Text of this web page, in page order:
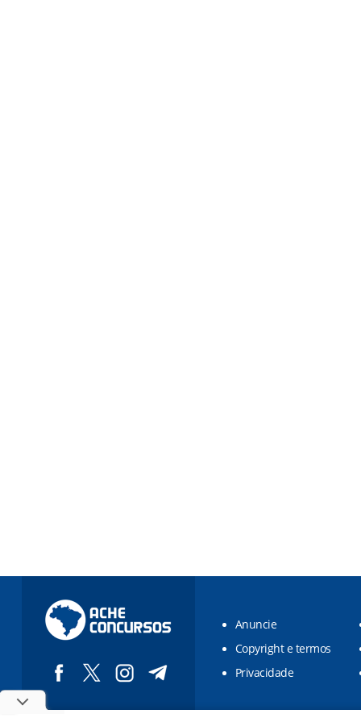
Anuncie
Copyright e termos
Privacidade